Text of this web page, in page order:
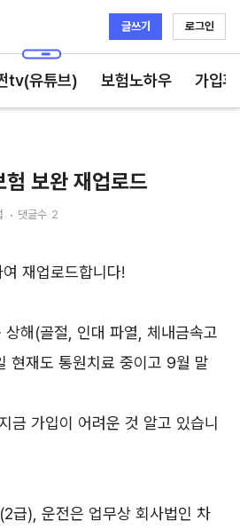
글쓰기 로그인
tv(유튜브) 보험노하우 가입
보완 재업로드
댓글수 2
재업로드합니다!
해(골절, 인대 파열, 체내금속고
현재도 통원치료 중이고 9월 말
금 가입이 어려운 것 알고 있습니
급), 운전은 업무상 회사법인 차